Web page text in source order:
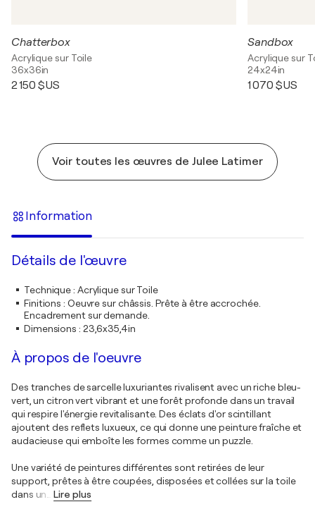
Chatterbox
Acrylique sur Toile
36x36in
2 150 $US
Sandbox
Acrylique sur
24x24in
1 070 $US
Voir toutes les œuvres de Julee Latimer
Information
Détails de l'œuvre
Technique: Acrylique sur Toile
Finitions : Oeuvre sur châssis. Prête à être accrochée.
Encadrement sur demande.
Dimensions : 23,6x35,4in
À propos de l'oeuvre
Des tranches de sarcelle luxuriantes rivalisent avec un riche bleu-
vert, un citron vert vibrant et une forêt profonde dans un travail
qui respire l'énergie revitalisante. Des éclats d'or scintillant
ajoutent des reflets luxueux, ce qui donne une peinture fraîche et
audacieuse qui emboîte les formes comme un puzzle.
Une variété de peintures différentes sont retirées de leur
support, prêtes à être coupées, disposées et collées sur la toile
dans un… Lire plus